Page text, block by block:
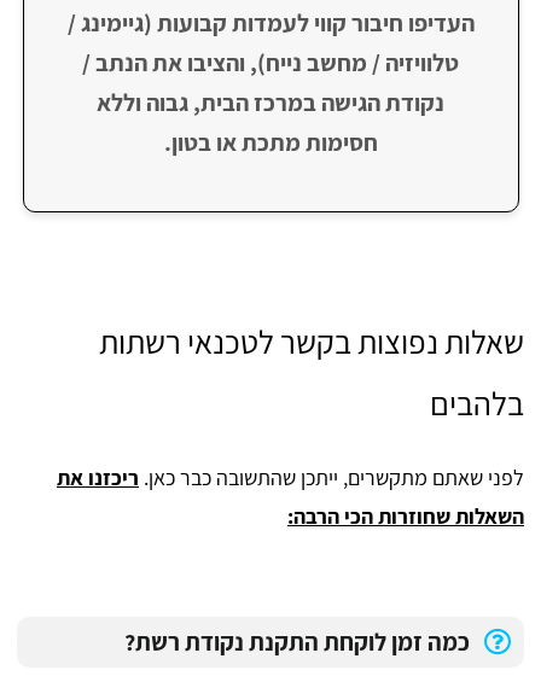
העדיפו חיבור קווי לעמדות קבועות (גיימינג /
טלוויזיה / מחשב נייח), והציבו את הנתב /
נקודת הגישה במרכז הבית, גבוה וללא
חסימות מתכת או בטון.
​שאלות נפוצות בקשר לטכנאי רשתות
בלהבים
לפני שאתם מתקשרים, ייתכן שהתשובה כבר כאן. ריכזנו את
השאלות שחוזרות הכי הרבה:
כמה זמן לוקחת התקנת נקודת רשת?